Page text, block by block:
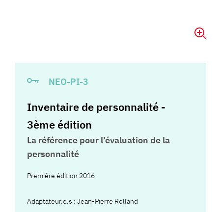
NEO-PI-3
Inventaire de personnalité -
3ème édition
La référence pour l’évaluation de la
personnalité
Première édition 2016
Adaptateur.e.s :Jean-Pierre Rolland